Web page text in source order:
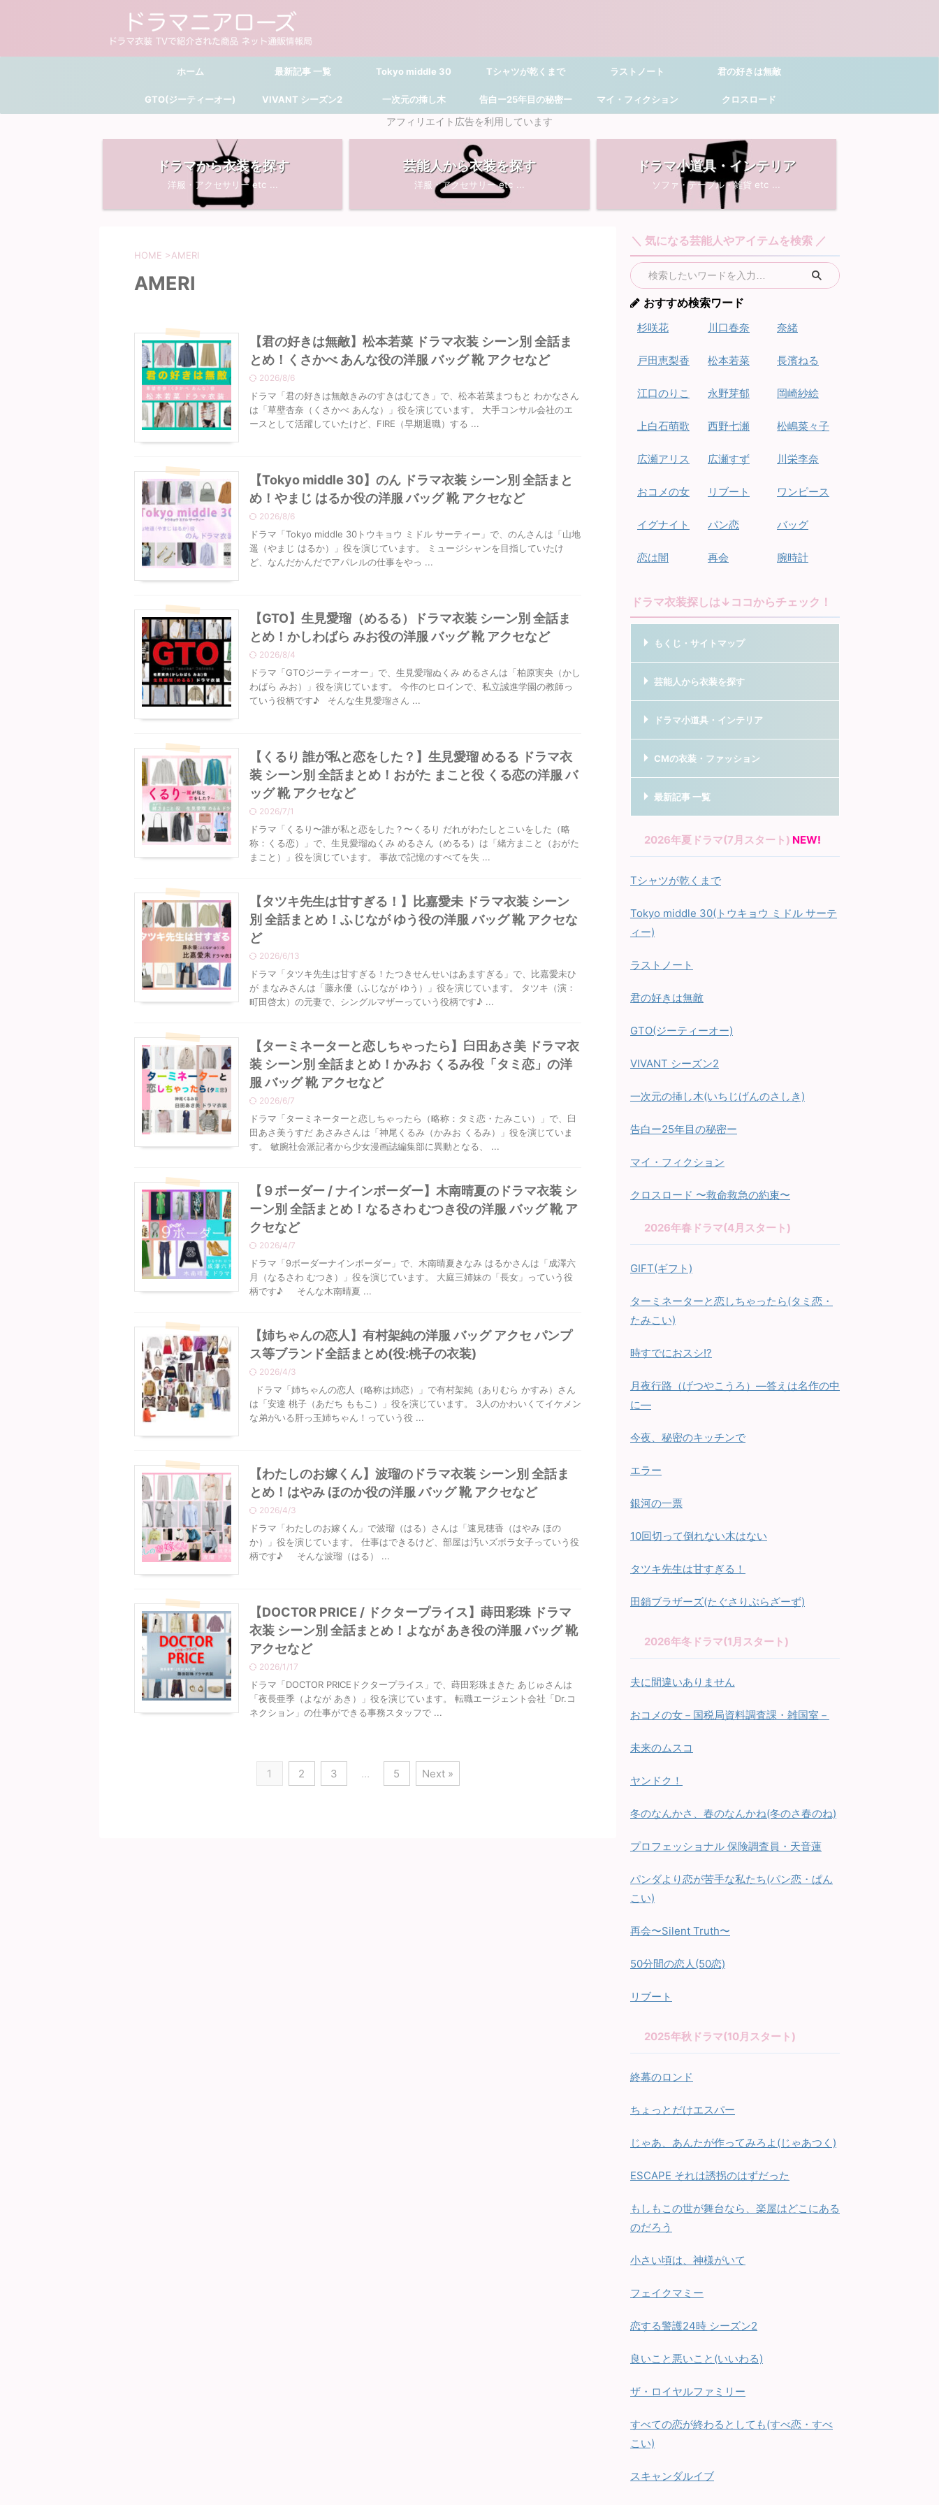
ホーム 最新記事 一覧 Tokyo middle 30 Tシャツが乾くまで ラストノート 君の好きは無敵
GTO(ジーティーオー) VIVANT シーズン2 一次元の挿し木 告白ー25年目の秘密ー マイ・フィクション
クロスロード
アフィリエイト広告を利用しています
ドラマから衣装を探す
洋服・アクセサリー etc ...
芸能人から衣装を探す
洋服・アクセサリー etc ...
ドラマ小道具・インテリア
ソファ・テーブル・雑貨 etc ...
HOME >AMERI
AMERI
【君の好きは無敵】松本若菜 ドラマ衣装 シーン別 全話ま
とめ！くさかべ あんな役の洋服 バッグ 靴 アクセなど
2026/8/6
ドラマ「君の好きは無敵きみのすきはむてき」で、松本若菜まつもと わかなさん
は「草壁杏奈（くさかべ あんな）」役を演じています。 大手コンサル会社のエ
ースとして活躍していたけど、FIRE（早期退職）する ...
【Tokyo middle 30】のん ドラマ衣装 シーン別 全話まと
め！やまじ はるか役の洋服 バッグ 靴 アクセなど
2026/8/6
ドラマ「Tokyo middle 30トウキョウ ミドル サーティー」で、のんさんは「山地
遥（やまじ はるか）」役を演じています。 ミュージシャンを目指していたけ
ど、なんだかんだでアパレルの仕事をやっ ...
【GTO】生見愛瑠（めるる）ドラマ衣装 シーン別 全話ま
とめ！かしわばら みお役の洋服 バッグ 靴 アクセなど
2026/8/4
ドラマ「GTOジーティーオー」で、生見愛瑠ぬくみ めるさんは「柏原実央（かし
わばら みお）」役を演じています。 今作のヒロインで、私立誠進学園の教師っ
ていう役柄です♪ そんな生見愛瑠さん ...
【くるり 誰が私と恋をした？】生見愛瑠 めるる ドラマ衣
装 シーン別 全話まとめ！おがた まこと役 くる恋の洋服 バ
ッグ 靴 アクセなど
2026/7/1
ドラマ「くるり〜誰が私と恋をした？〜くるり だれがわたしとこいをした（略
称：くる恋）」で、生見愛瑠ぬくみ めるさん（めるる）は「緒方まこと（おがた
まこと）」役を演じています。 事故で記憶のすべてを失 ...
【タツキ先生は甘すぎる！】比嘉愛未 ドラマ衣装 シーン
別 全話まとめ！ふじなが ゆう役の洋服 バッグ 靴 アクセな
ど
2026/6/13
ドラマ「タツキ先生は甘すぎる！たつきせんせいはあますぎる」で、比嘉愛未ひ
が まなみさんは「藤永優（ふじなが ゆう）」役を演じています。 タツキ（演：
町田啓太）の元妻で、シングルマザーっていう役柄です♪ ...
【ターミネーターと恋しちゃったら】臼田あさ美 ドラマ衣
装 シーン別 全話まとめ！かみお くるみ役「タミ恋」の洋
服 バッグ 靴 アクセなど
2026/6/7
ドラマ「ターミネーターと恋しちゃったら（略称：タミ恋・たみこい）」で、臼
田あさ美うすだ あさみさんは「神尾くるみ（かみお くるみ）」役を演じていま
す。 敏腕社会派記者から少女漫画誌編集部に異動となる、 ...
【９ボーダー / ナインボーダー】木南晴夏のドラマ衣装 シ
ーン別 全話まとめ！なるさわ むつき役の洋服 バッグ 靴 ア
クセなど
2026/4/7
ドラマ「9ボーダーナインボーダー」で、木南晴夏きなみ はるかさんは「成澤六
月（なるさわ むつき）」役を演じています。 大庭三姉妹の「長女」っていう役
柄です♪ そんな木南晴夏 ...
【姉ちゃんの恋人】有村架純の洋服 バッグ アクセ パンプ
ス等ブランド全話まとめ(役:桃子の衣装)
2026/4/3
ドラマ「姉ちゃんの恋人（略称は姉恋）」で有村架純（ありむら かすみ）さん
は「安達 桃子（あだち ももこ）」役を演じています。 3人のかわいくてイケメン
な弟がいる肝っ玉姉ちゃん！っていう役 ...
【わたしのお嫁くん】波瑠のドラマ衣装 シーン別 全話ま
とめ！はやみ ほのか役の洋服 バッグ 靴 アクセなど
2026/4/3
ドラマ「わたしのお嫁くん」で波瑠（はる）さんは「速見穂香（はやみ ほの
か）」役を演じています。 仕事はできるけど、部屋は汚いズボラ女子っていう役
柄です♪ そんな波瑠（はる） ...
【DOCTOR PRICE / ドクタープライス】蒔田彩珠 ドラマ
衣装 シーン別 全話まとめ！よなが あき役の洋服 バッグ 靴
アクセなど
2026/1/17
ドラマ「DOCTOR PRICEドクタープライス」で、蒔田彩珠まきた あじゅさんは
「夜長亜季（よなが あき）」役を演じています。 転職エージェント会社「Dr.コ
ネクション」の仕事ができる事務スタッフで ...
1 2 3 … 5 Next »
＼ 気になる芸能人やアイテムを検索 ／
おすすめ検索ワード
杉咲花
戸田恵梨香
江口のりこ
上白石萌歌
広瀬アリス
おコメの女
イグナイト
恋は闇
川口春奈
松本若菜
永野芽郁
西野七瀬
広瀬すず
リブート
パン恋
再会
奈緒
長濱ねる
岡崎紗絵
松嶋菜々子
川栄李奈
ワンピース
バッグ
腕時計
ドラマ衣装探しは↓ココからチェック！
もくじ・サイトマップ
芸能人から衣装を探す
ドラマ小道具・インテリア
CMの衣装・ファッション
最新記事 一覧
2026年夏ドラマ(7月スタート) NEW!
Tシャツが乾くまで
Tokyo middle 30(トウキョウ ミドル サーテ
ィー)
ラストノート
君の好きは無敵
GTO(ジーティーオー)
VIVANT シーズン2
一次元の挿し木(いちじげんのさしき)
告白ー25年目の秘密ー
マイ・フィクション
クロスロード 〜救命救急の約束〜
2026年春ドラマ(4月スタート)
GIFT(ギフト)
ターミネーターと恋しちゃったら(タミ恋・
たみこい)
時すでにおスシ!?
月夜行路（げつやこうろ）—答えは名作の中
に—
今夜、秘密のキッチンで
エラー
銀河の一票
10回切って倒れない木はない
タツキ先生は甘すぎる！
田鎖ブラザーズ(たぐさりぶらざーず)
2026年冬ドラマ(1月スタート)
夫に間違いありません
おコメの女－国税局資料調査課・雑国室－
未来のムスコ
ヤンドク！
冬のなんかさ、春のなんかね(冬のさ春のね)
プロフェッショナル 保険調査員・天音蓮
パンダより恋が苦手な私たち(パン恋・ぱん
こい)
再会〜Silent Truth〜
50分間の恋人(50恋)
リブート
2025年秋ドラマ(10月スタート)
終幕のロンド
ちょっとだけエスパー
じゃあ、あんたが作ってみろよ(じゃあつく)
ESCAPE それは誘拐のはずだった
もしもこの世が舞台なら、楽屋はどこにある
のだろう
小さい頃は、神様がいて
フェイクマミー
恋する警護24時 シーズン2
良いこと悪いこと(いいわる)
ザ・ロイヤルファミリー
すべての恋が終わるとしても(すべ恋・すべ
こい)
スキャンダルイブ